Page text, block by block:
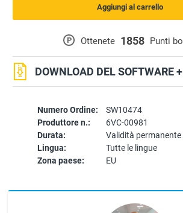
Numero Ordine:
SW10474
Produttore n.:
6VC-00981
Durata:
Validità permanente
Lingua:
Tutte le lingue
Zona paese:
EU
P Ottenete 1858 Punti
DOWNLOAD DEL SOFTWARE
Aggiungi al carrello